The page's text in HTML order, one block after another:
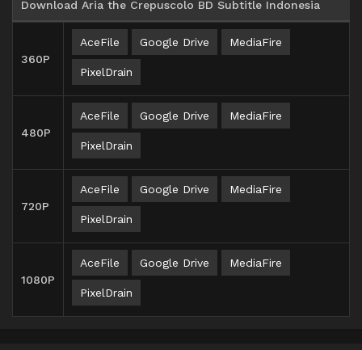
Download Aria the Crepuscolo BD Subtitle Indonesia
360P
AceFile Google Drive MediaFire
PixelDrain
480P
AceFile Google Drive MediaFire
PixelDrain
720P
AceFile Google Drive MediaFire
PixelDrain
1080P
AceFile Google Drive MediaFire
PixelDrain